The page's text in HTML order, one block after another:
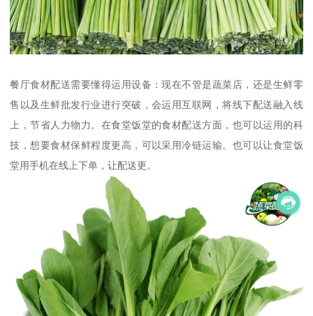
餐厅食材配送需要懂得运用设备：现在不管是蔬菜店，还是生鲜零
售以及生鲜批发行业进行突破，会运用互联网，将线下配送融入线
上，节省人力物力。在食堂饭堂的食材配送方面，也可以运用的科
技，想要食材保鲜程度更高，可以采用冷链运输。也可以让食堂饭
堂用手机在线上下单，让配送更。